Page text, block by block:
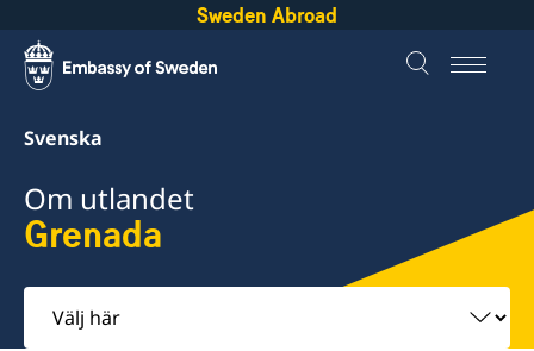
Sweden Abroad
Svenska
Om utlandet
Grenada
Välj
här